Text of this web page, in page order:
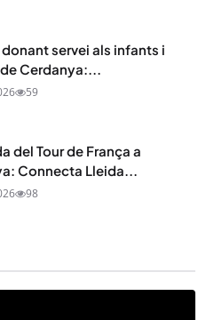
servei als infants i
Cerdanya:...
59
del Tour de França a
Connecta Lleida...
98